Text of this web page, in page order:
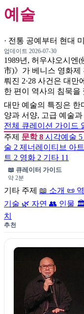
예술
· 전통 공예부터 현대
업데이트 2026-07-30
1989년, 허우샤오시엔
市)》가 베니스 영화제
뤄진 2·28 사건은 대만
한 편이 역사의 침묵을
대만 예술의 특징은 한
양과 서양, 고급 예술
전체 큐레이션 가이드
주제 문학8 시각예술 5
술 2 제너레이티브 아트
트 2 영화 2 기타 11
📖 큐레이터 가이드
약 2분
기타 주제 📖 소개 📜
기술 🌿 자연 👥 인물 🏛️
치
추천